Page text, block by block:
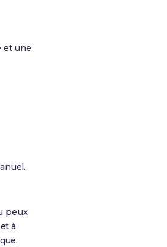
et une
peux
à